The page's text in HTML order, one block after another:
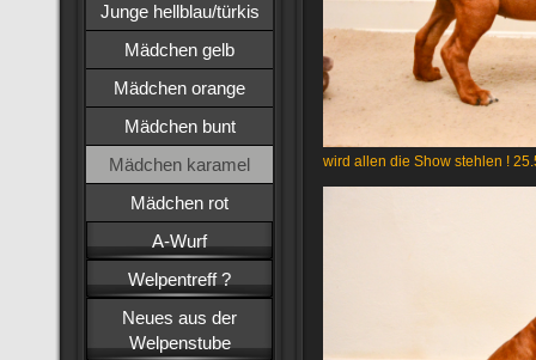
Junge hellblau/türkis
Mädchen gelb
Mädchen orange
Mädchen bunt
Mädchen karamel
Mädchen rot
A-Wurf
Welpentreff ?
Neues aus der
Welpenstube
wird allen die Show stehlen !